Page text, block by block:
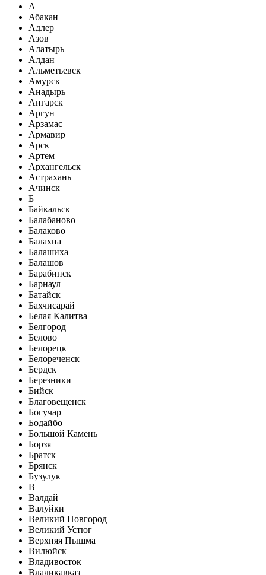
А
Абакан
Адлер
Азов
Алатырь
Алдан
Альметьевск
Амурск
Анадырь
Ангарск
Аргун
Арзамас
Армавир
Арск
Артем
Архангельск
Астрахань
Ачинск
Б
Байкальск
Балабаново
Балаково
Балахна
Балашиха
Балашов
Барабинск
Барнаул
Батайск
Бахчисарай
Белая Калитва
Белгород
Белово
Белорецк
Белореченск
Бердск
Березники
Бийск
Благовещенск
Богучар
Бодайбо
Большой Камень
Борзя
Братск
Брянск
Бузулук
В
Валдай
Валуйки
Великий Новгород
Великий Устюг
Верхняя Пышма
Вилюйск
Владивосток
Владикавказ